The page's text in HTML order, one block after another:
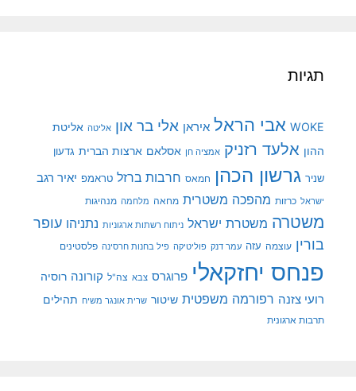
תגיות
WOKE אבי הראל איראן אלי בר און אליטה אליטת
ההון אלעד רזניק אמציה חן אסלאם ארצות הברית גדעון
שניר גרשון הכהן חמאס חרבות ברזל טראמפ יאיר רגב
ישראל כרזות מהפכה משטרית מחאה מלחמה מנהיגות
משטרה משטרת ישראל ניתוח רשתות ארגוניות נתניהו עופר
בורין עוצמה עזה עמר דנק פוליטיקה פיל בחנות חרסינה פלסטינים
פנחס יחזקאלי פרוגרס צבא צה"ל קורונה רוסיה
רועי צזנה רפורמה משפטית שיטור שרית אונגר משיח תהילים
תרבות ארגונית